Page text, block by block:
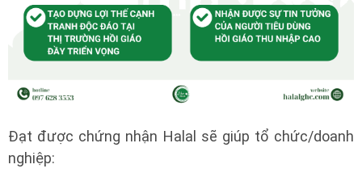
Đạt được chứng nhận Halal sẽ giúp tổ chức/doanh
nghiệp: